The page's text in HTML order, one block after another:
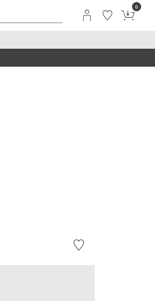
0